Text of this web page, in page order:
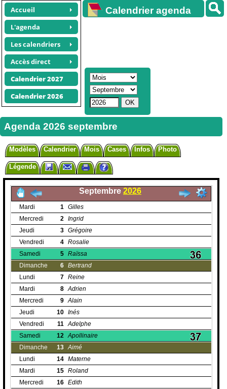
Accueil
L'agenda
Les calendriers
Accès direct
Calendrier 2027
Calendrier 2026
Calendrier agenda
Agenda 2026 septembre
Modèles Calendrier Mois Cases Infos Photo
Légende
Septembre 2026
Mardi 1 Gilles
Mercredi
2 Ingrid
Jeudi
3 Grégoire
Vendredi
4 Rosalie
Samedi
5 Raïssa
Dimanche
6 Bertrand
Lundi
7 Reine
Mardi
8 Adrien
Mercredi
9 Alain
Jeudi
10 Inés
Vendredi
11 Adelphe
Samedi
12 Apollinaire
Dimanche
13 Aimé
Lundi
14 Materne
Mardi
15 Roland
Mercredi
16 Edith